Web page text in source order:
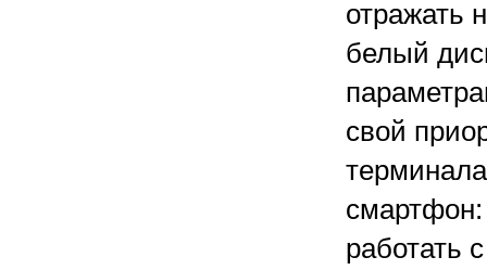
отражать
белый
свой
работать